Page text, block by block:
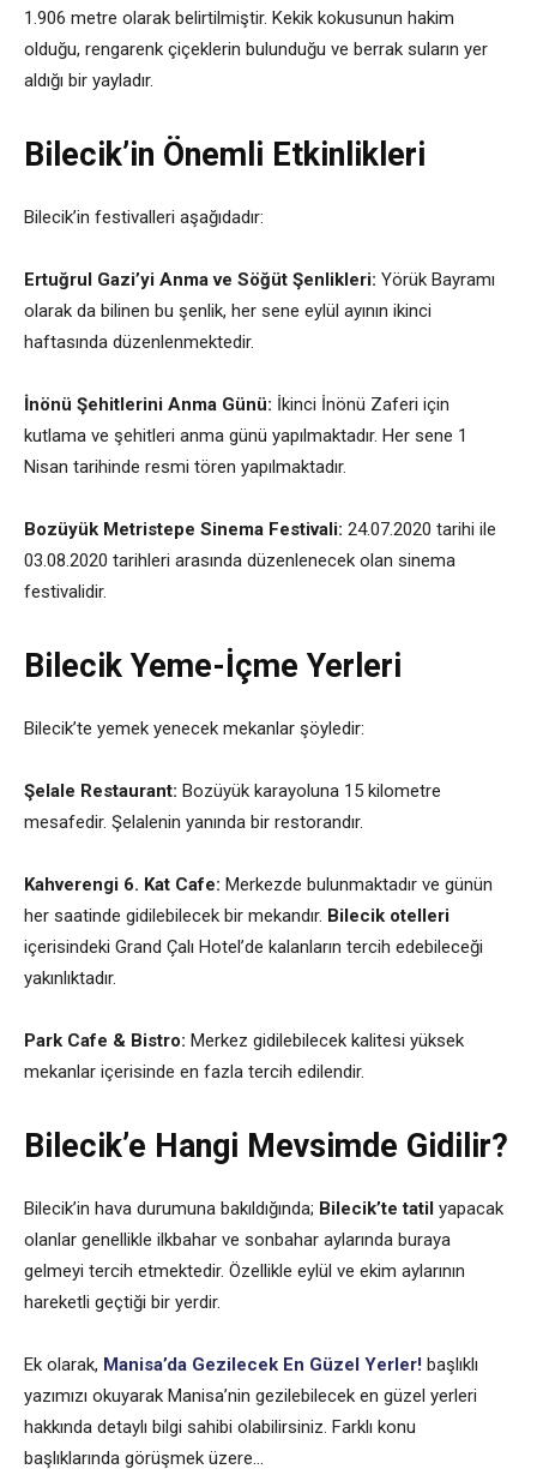
1.906 metre olarak belirtilmiştir. Kekik kokusunun hakim
olduğu, rengarenk çiçeklerin bulunduğu ve berrak suların yer
aldığı bir yayladır.
Bilecik’in Önemli Etkinlikleri
Bilecik’in festivalleri aşağıdadır:
Ertuğrul Gazi’yi Anma ve Söğüt Şenlikleri: Yörük Bayramı
olarak da bilinen bu şenlik, her sene eylül ayının ikinci
haftasında düzenlenmektedir.
İnönü Şehitlerini Anma Günü: İkinci İnönü Zaferi için
kutlama ve şehitleri anma günü yapılmaktadır. Her sene 1
Nisan tarihinde resmi tören yapılmaktadır.
Bozüyük Metristepe Sinema Festivali: 24.07.2020 tarihi ile
03.08.2020 tarihleri arasında düzenlenecek olan sinema
festivalidir.
Bilecik Yeme-İçme Yerleri
Bilecik’te yemek yenecek mekanlar şöyledir:
Şelale Restaurant: Bozüyük karayoluna 15 kilometre
mesafedir. Şelalenin yanında bir restorandır.
Kahverengi 6. Kat Cafe: Merkezde bulunmaktadır ve günün
her saatinde gidilebilecek bir mekandır. Bilecik otelleri
içerisindeki Grand Çalı Hotel’de kalanların tercih edebileceği
yakınlıktadır.
Park Cafe & Bistro: Merkez gidilebilecek kalitesi yüksek
mekanlar içerisinde en fazla tercih edilendir.
Bilecik’e Hangi Mevsimde Gidilir?
Bilecik’in hava durumuna bakıldığında; Bilecik’te tatil yapacak
olanlar genellikle ilkbahar ve sonbahar aylarında buraya
gelmeyi tercih etmektedir. Özellikle eylül ve ekim aylarının
hareketli geçtiği bir yerdir.
Ek olarak, Manisa’da Gezilecek En Güzel Yerler! başlıklı
yazımızı okuyarak Manisa’nin gezilebilecek en güzel yerleri
hakkında detaylı bilgi sahibi olabilirsiniz. Farklı konu
başlıklarında görüşmek üzere…